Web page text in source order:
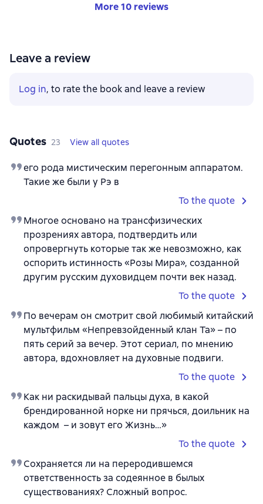
More 10 reviews
Leave a review
Log in, to rate the book and leave a review
Quotes 23 View all quotes
его рода мистическим перегонным аппаратом.
Такие же были у Рэ в
To the quote
Многое основано на трансфизических
прозрениях автора, подтвердить или
опровергнуть которые так же невозможно, как
оспорить истинность «Розы Мира», созданной
другим русским духовидцем почти век назад.
To the quote
По вечерам он смотрит свой любимый китайский
мультфильм «Непревзойденный клан Та» – по
пять серий за вечер. Этот сериал, по мнению
автора, вдохновляет на духовные подвиги.
To the quote
Как ни раскидывай пальцы духа, в какой
брендированной норке ни прячься, доильник на
каждом – и зовут его Жизнь…»
To the quote
Сохраняется ли на переродившемся
ответственность за содеянное в былых
существованиях? Сложный вопрос.